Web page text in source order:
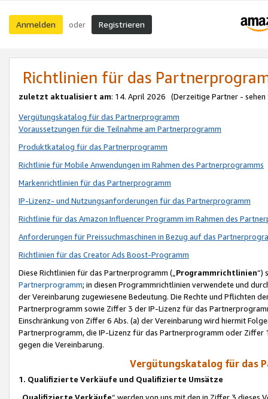
Anmelden oder Registrieren
Richtlinien für das
zuletzt aktualisiert am: 14. April 2026 (Derzeitige Partner - sehen
Vergütungskatalog für das Partnerprogramm
Voraussetzungen für die Teilnahme am Partnerprogramm
Produktkatalog für das Partnerprogramm
Richtlinie für Mobile Anwendungen im Rahmen des Partnerprogramms
Markenrichtlinien für das Partnerprogramm
IP-Lizenz- und Nutzungsanforderungen für das Partnerprogramm
Richtlinie für das Amazon Influencer Programm im Rahmen des
Anforderungen für Preissuchmaschinen in Bezug auf das
Richtlinien für das Creator Ads Boost-Programm
Diese Richtlinien für das Partnerprogramm („Programmrichtlinien“)
Partnerprogramm; in diesen Programmrichtlinien verwendete und
der Vereinbarung zugewiesene Bedeutung. Die Rechte und Pflichten
Partnerprogramm sowie Ziffer 3 der IP-Lizenz für das
Einschränkung von Ziffer 6 Abs. (a) der Vereinbarung wird hiermit
Partnerprogramm, die IP-Lizenz für das Partnerprogramm oder
gegen die Vereinbarung.
Vergütungskatalog für das
1. Qualifizierte Verkäufe und Qualifizierte Umsätze
Qualifizierte Verkäufe“ werden von uns mit den in Ziffer 3